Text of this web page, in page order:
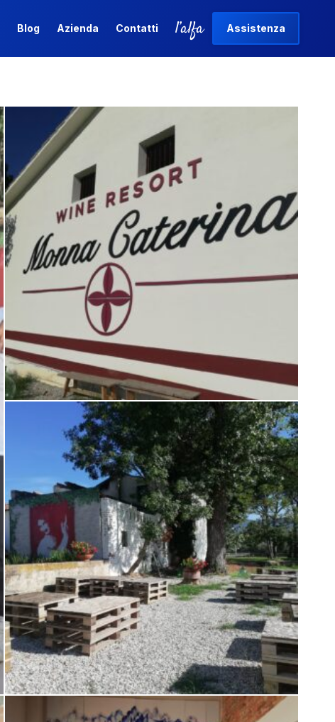
Blog Azienda Contatti l’alfa Assistenza
Azienda Contatti l’alfa Assistenza